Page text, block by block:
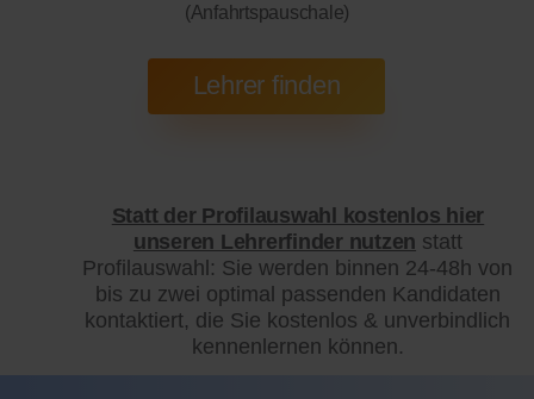
(Anfahrtspauschale)
Statt der Profilauswahl kostenlos hier
unseren Lehrerfinder nutzen statt
Profilauswahl: Sie werden binnen 24-48h von
bis zu zwei optimal passenden Kandidaten
kontaktiert, die Sie kostenlos & unverbindlich
kennenlernen können.